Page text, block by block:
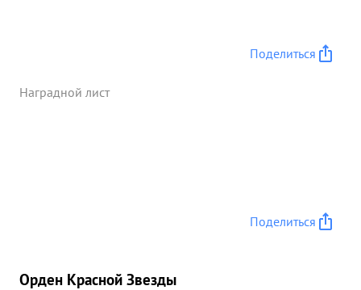
Поделиться
Наградной лист
Поделиться
Орден Красной Звезды